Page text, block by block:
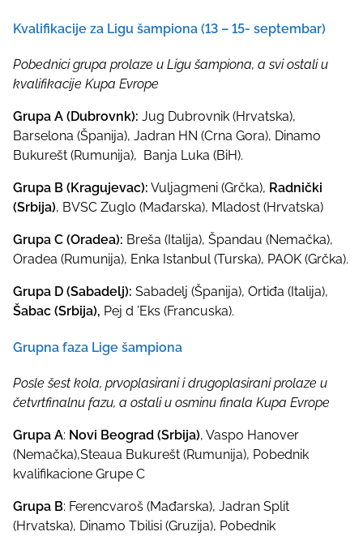
Kvalifikacije za Ligu šampiona (13 – 15- septembar)
Pobednici grupa prolaze u Ligu šampiona, a svi ostali u
kvalifikacije Kupa Evrope
Grupa A (Dubrovnk): Jug Dubrovnik (Hrvatska),
Barselona (Španija), Jadran HN (Crna Gora), Dinamo
Bukurešt (Rumunija), Banja Luka (BiH).
Grupa B (Kragujevac): Vuljagmeni (Grčka), Radnički
(Srbija), BVSC Zuglo (Mađarska), Mladost (Hrvatska)
Grupa C (Oradea): Breša (Italija), Špandau (Nemačka),
Oradea (Rumunija), Enka Istanbul (Turska), PAOK (Grčka).
Grupa D (Sabadelj): Sabadelj (Španija), Ortiđa (Italija),
Šabac (Srbija), Pej d ’Eks (Francuska).
Grupna faza Lige šampiona
Posle šest kola, prvoplasirani i drugoplasirani prolaze u
četvrtfinalnu fazu, a ostali u osminu finala Kupa Evrope
Grupa A: Novi Beograd (Srbija), Vaspo Hanover
(Nemačka),Steaua Bukurešt (Rumunija), Pobednik
kvalifikacione Grupe C
Grupa B: Ferencvaroš (Mađarska), Jadran Split
(Hrvatska), Dinamo Tbilisi (Gruzija), Pobednik